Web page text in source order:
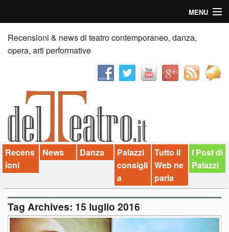
MENU
Home
Recensioni
News
Palazzi consiglia
Video
Chi siamo
Contatti
dT in English
Recensioni & news di teatro contemporaneo, danza,
opera, arti performative
Recens
ioni
News Danza
Palazzi
consigli
a
Tutto il
Web ne
parla
I Post di
Palazzi
Tag Archives: 15 luglio 2016